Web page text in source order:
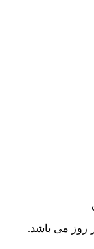
روز می باشد.